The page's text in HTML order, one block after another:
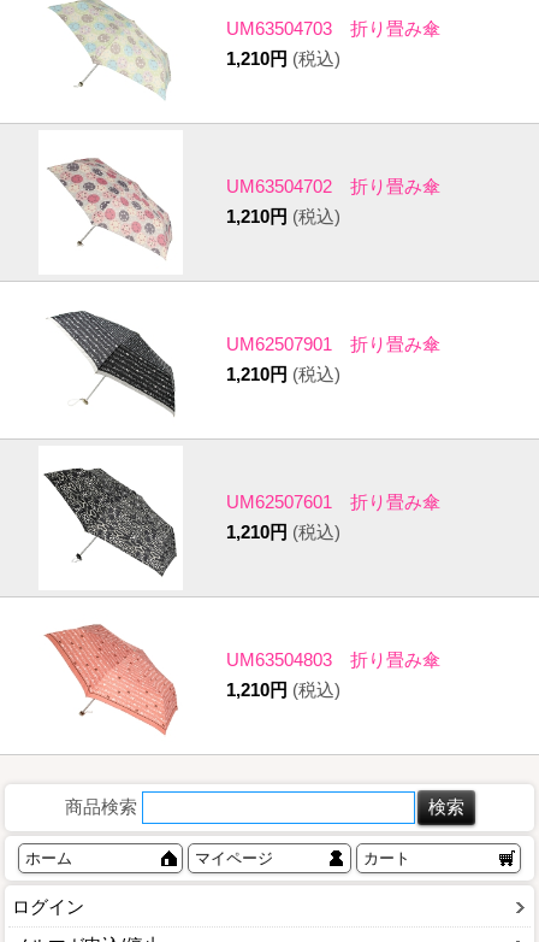
UM63504703 折り畳み傘
1,210円 (税込)
UM63504702 折り畳み傘
1,210円 (税込)
UM62507901 折り畳み傘
1,210円 (税込)
UM62507601 折り畳み傘
1,210円 (税込)
UM63504803 折り畳み傘
1,210円 (税込)
商品検索
ホーム マイページ カート
ログイン